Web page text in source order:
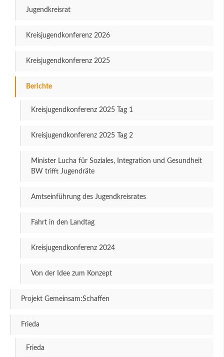
Jugendkreisrat
Kreisjugendkonferenz 2026
Kreisjugendkonferenz 2025
Berichte
Kreisjugendkonferenz 2025 Tag 1
Kreisjugendkonferenz 2025 Tag 2
Minister Lucha für Soziales, Integration und Gesundheit
BW trifft Jugendräte
Amtseinführung des Jugendkreisrates
Fahrt in den Landtag
Kreisjugendkonferenz 2024
Von der Idee zum Konzept
Projekt Gemeinsam:Schaffen
Frieda
Frieda